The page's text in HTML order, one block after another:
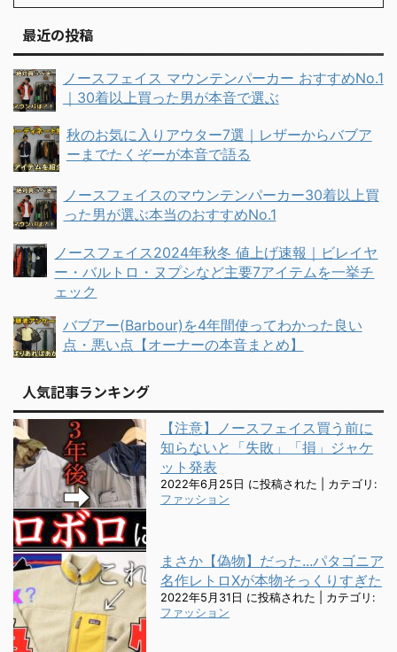
最近の投稿
ノースフェイス マウンテンパーカー おすすめNo.1
｜30着以上買った男が本音で選ぶ
秋のお気に入りアウター7選｜レザーからバブア
ーまでたくぞーが本音で語る
ノースフェイスのマウンテンパーカー30着以上買
った男が選ぶ本当のおすすめNo.1
ノースフェイス2024年秋冬 値上げ速報｜ビレイヤ
ー・バルトロ・ヌプシなど主要7アイテムを一挙チ
ェック
バブアー(Barbour)を4年間使ってわかった良い
点・悪い点【オーナーの本音まとめ】
人気記事ランキング
【注意】ノースフェイス買う前に
知らないと「失敗」「損」ジャケ
ット発表
2022年6月25日 に投稿された
カテゴリ:
ファッション
まさか【偽物】だった...パタゴニア
名作レトロXが本物そっくりすぎた
2022年5月31日 に投稿された
カテゴリ:
ファッション